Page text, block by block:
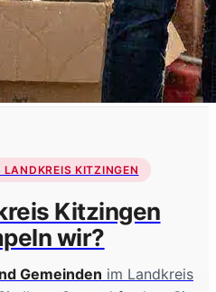
LANDKREIS KITZINGEN
Kitzingen
wir?
Gemeinden im Landkreis